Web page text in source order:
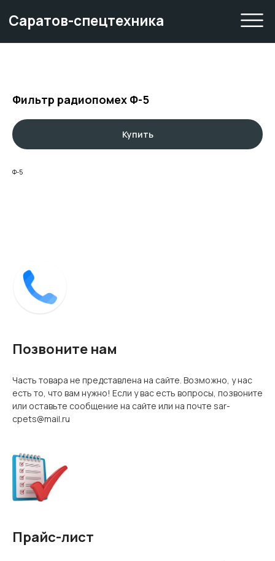
Саратов-спецтехника
Фильтр радиопомех Ф-5
Купить
Ф-5
Позвоните нам
Часть товара не представлена на сайте. Возможно, у нас
есть то, что вам нужно! Если у вас есть вопросы, позвоните
или оставьте сообщение на сайте или на почте sar-
cpets@mail.ru
Прайс-лист